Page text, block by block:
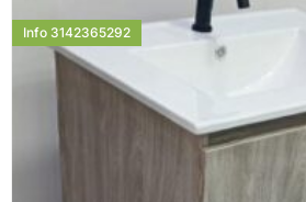
Info 3142365292